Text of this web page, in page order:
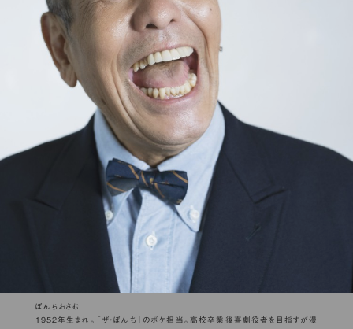
ぼんちおさむ
1952年生まれ。「ザ・ぼんち」のボケ担当。高校卒業後喜劇役者を目指すが漫